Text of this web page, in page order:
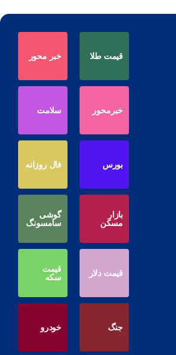
قیمت طلا خبر محور
خبرمحور سلامت
بورس فال روزانه
بازار
مسکن
گوشی
سامسونگ
قیمت دلار
قیمت
سکه
جنگ خودرو